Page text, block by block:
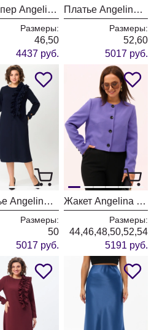
Джемпер Angelina & Company 1201
Размеры:
46,50
4437 руб.
Платье Angelina & Company 1200
Размеры:
52,60
5017 руб.
Платье Angelina & Company 1196
Размеры:
50
5017 руб.
Жакет Angelina & Company 1195
Размеры:
44,46,48,50,52,54
5191 руб.